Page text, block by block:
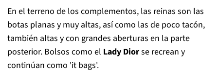
En el terreno de los complementos, las reinas son las
botas planas y muy altas, así como las de poco tacón,
también altas y con grandes aberturas en la parte
posterior. Bolsos como el Lady Diorse recrean y
continúan como 'it bags'.